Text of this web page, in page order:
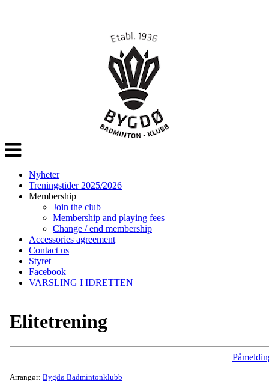
Veksle
navigasjon
Nyheter
Treningstider 2025/2026
Membership
Join the club
Membership and playing fees
Change / end membership
Accessories agreement
Contact us
Styret
Facebook
VARSLING I IDRETTEN
Elitetrening
Arrangør: Bygdø Badmintonklubb